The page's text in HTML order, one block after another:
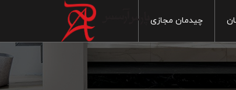
چیدمان مجازی
ماربل